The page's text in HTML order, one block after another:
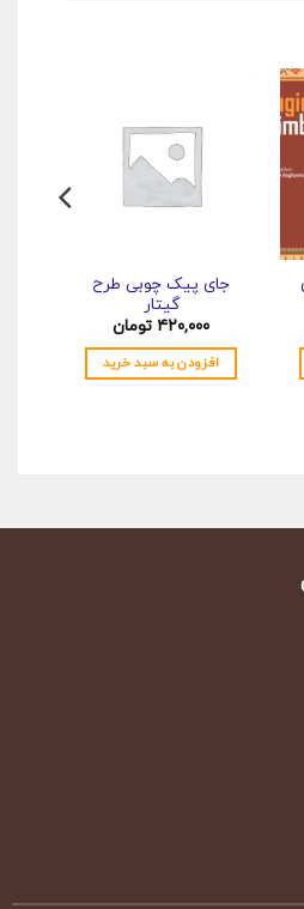
جای پیک چوبی طرح
گیتار
۴۲۰,۰۰۰ تومان
افزودن به سبد خرید